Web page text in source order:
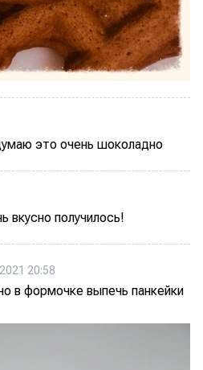
это очень шоколадно
вкусно получилось!
20:58
в формочке выпечь панкейки